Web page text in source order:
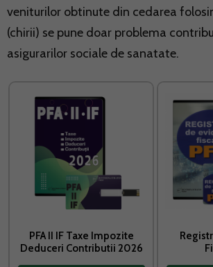
veniturilor obtinute din cedarea
(chirii) se pune doar problema
asigurarilor sociale de sanatate.
PFA II IF Taxe Impozite
Deduceri Contributii 2026